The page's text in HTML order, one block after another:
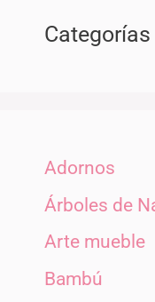
Categorías
Adornos
Árboles de
Arte mueble
Bambú